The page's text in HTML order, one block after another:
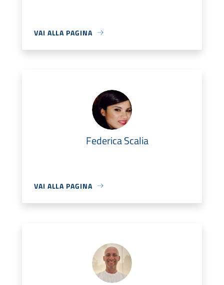
VAI ALLA PAGINA
Federica Scalia
VAI ALLA PAGINA